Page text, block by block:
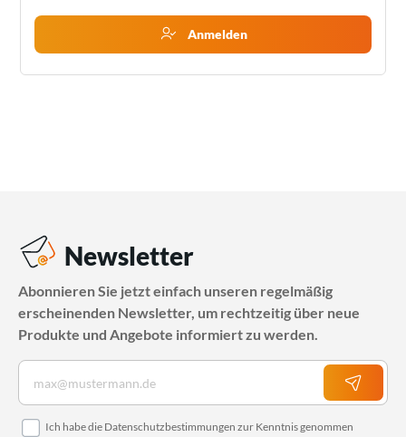
Anmelden
Newsletter
Abonnieren Sie jetzt einfach unseren regelmäßig
erscheinenden Newsletter, um rechtzeitig über neue
Produkte und Angebote informiert zu werden.
Ich habe die Datenschutzbestimmungen zur Kenntnis genommen